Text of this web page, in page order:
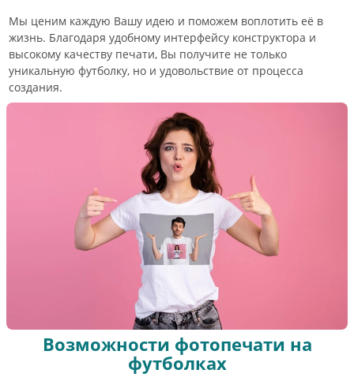
Мы ценим каждую Вашу идею и поможем воплотить её в
жизнь. Благодаря удобному интерфейсу конструктора и
высокому качеству печати, Вы получите не только
уникальную футболку, но и удовольствие от процесса
создания.
Возможности фотопечати на
футболках